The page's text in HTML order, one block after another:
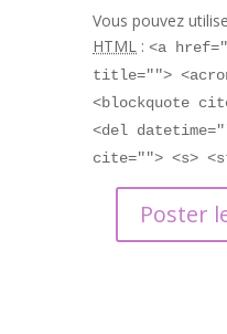
Vous pouvez
HTML : <a
title="">
<blockquote
<del
cite=""> <s>